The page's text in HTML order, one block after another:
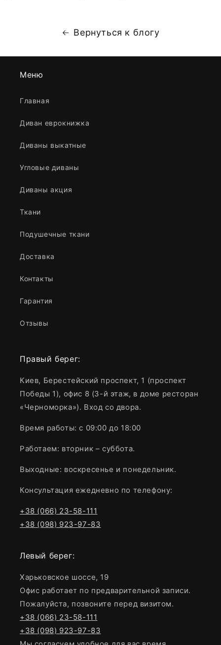
Вернуться к блогу
Меню
Главная
Диван еврокнижка
Диваны выкатные
Угловые диваны
Диваны акция
Ткани
Подушечные ткани
Доставка
Контакты
Гарантия
Отзывы
Правый берег:
Киев, Берестейский проспект, 1 (проспект
Победы 1), офис 8 (3-й этаж, в доме ресторан
«Черноморка»). Вход со двора.
Время работы: с 09:00 до 18:00
Работаем: вторник – суббота.
Выходные: воскресенье и понедельник.
Консультация ежедневно по телефону:
+38 (066) 23-58-111
+38 (098) 923-97-83
Левый берег:
Харьковское шоссе, 19
Офис работает по предварительной записи.
Пожалуйста, позвоните перед визитом.
+38 (066) 23-58-111
+38 (098) 923-97-83